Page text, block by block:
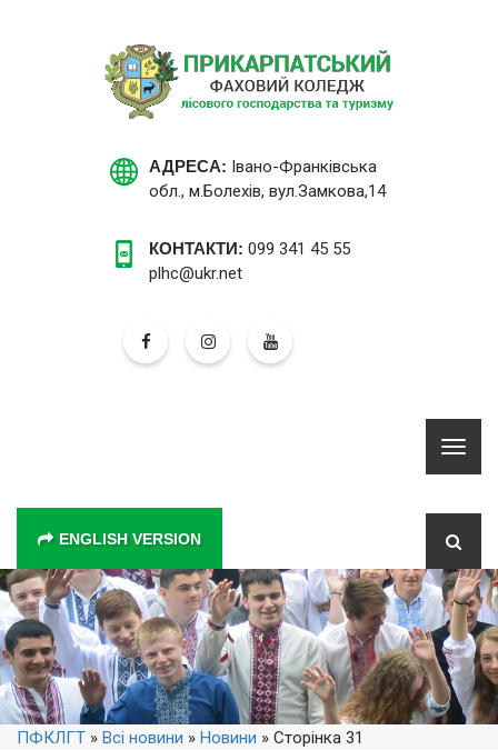
АДРЕСА: Івано-Франківська
обл., м.Болехів, вул.Замкова,14
КОНТАКТИ: 099 341 45 55
plhc@ukr.net
ENGLISH VERSION
ПФКЛГТ » Всі новини » Новини » Сторінка 31